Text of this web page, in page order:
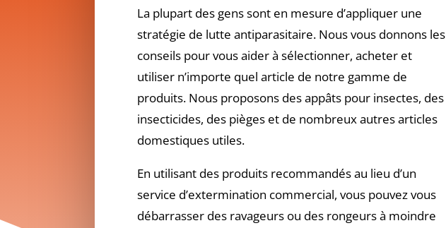
La plupart des gens sont en mesure d’appliquer une
stratégie de lutte antiparasitaire. Nous vous donnons les
conseils pour vous aider à sélectionner, acheter et
utiliser n’importe quel article de notre gamme de
produits. Nous proposons des appâts pour insectes, des
insecticides, des pièges et de nombreux autres articles
domestiques utiles.
En utilisant des produits recommandés au lieu d’un
service d’extermination commercial, vous pouvez vous
débarrasser des ravageurs ou des rongeurs à moindre